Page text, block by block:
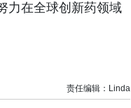
力在全球创新药领域
责任编辑：Linda